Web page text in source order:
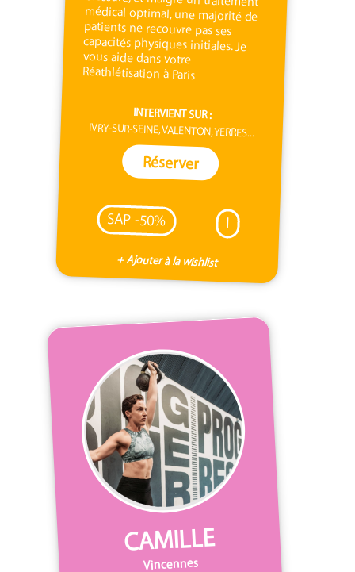
Réathlétisation à Paris
INTERVIENT SUR :
IVRY-SUR-SEINE, VALENTON, YERRES...
Réserver
SAP -50% I
+ Ajouter à la wishlist
CAMILLE
Vincennes